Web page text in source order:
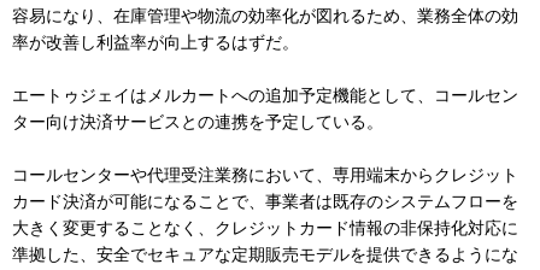
容易になり、在庫管理や物流の効率化が図れるため、業務全体の効
率が改善し利益率が向上するはずだ。
エートゥジェイはメルカートへの追加予定機能として、コールセン
ター向け決済サービスとの連携を予定している。
コールセンターや代理受注業務において、専用端末からクレジット
カード決済が可能になることで、事業者は既存のシステムフローを
大きく変更することなく、クレジットカード情報の非保持化対応に
準拠した、安全でセキュアな定期販売モデルを提供できるようにな